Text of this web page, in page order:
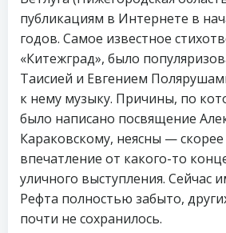
публикациям в Интернете в
годов. Самое известное
«Китежград», было
Таисией и Евгением
к нему музыку. Причины, по
было написано посвящение
Караковскому, неясны — скорее
впечатление от какого-то
уличного выступления. Сейчас
Рефта полностью забыто,
почти не сохранилось.